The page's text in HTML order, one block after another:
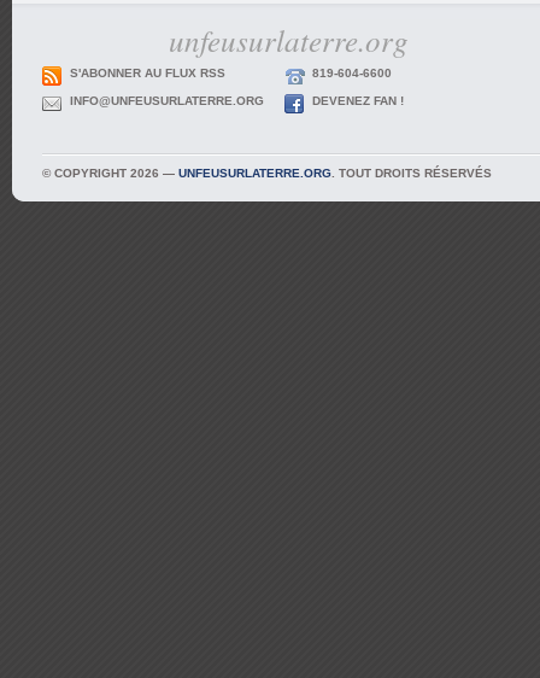
unfeusurlaterre.org
S'ABONNER AU FLUX RSS 819-604-6600
INFO@UNFEUSURLATERRE.ORG DEVENEZ FAN !
© COPYRIGHT 2026 — UNFEUSURLATERRE.ORG . TOUT DROITS RÉSERVÉS